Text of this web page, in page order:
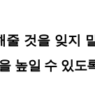
것을 잊지
높일 수 있